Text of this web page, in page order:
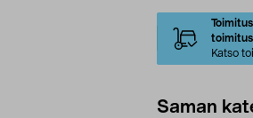
Katso
Saman